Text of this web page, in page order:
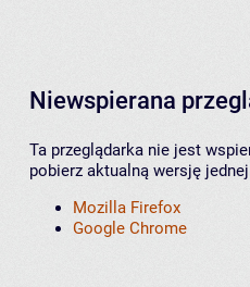
Niewspierana
Ta przeglądarka nie jest
pobierz aktualną wersję
Mozilla Firefox
Google Chrome